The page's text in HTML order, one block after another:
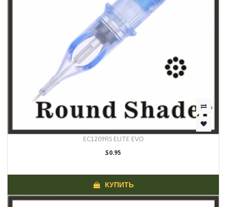
EC1209RS ELITE EVO
$0.95
КУПИТЬ